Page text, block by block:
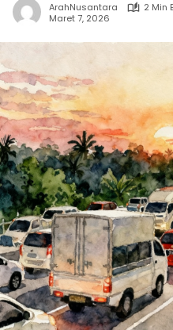
ArahNusantara
2 Min
Maret 7, 2026